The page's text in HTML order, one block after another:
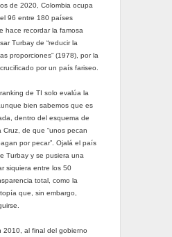
de 2020, Colombia ocupa
96 entre 180 países
hace recordar la famosa
Turbay de “reducir la
proporciones” (1978), por la
por un país fariseo.
de TI solo evalúa la
bien sabemos que es
dentro del esquema de
de que “unos pecan
por pecar”. Ojalá el país
Turbay y se pusiera una
siquiera entre los 50
total, como la
que, sin embargo,
2010, al final del gobierno